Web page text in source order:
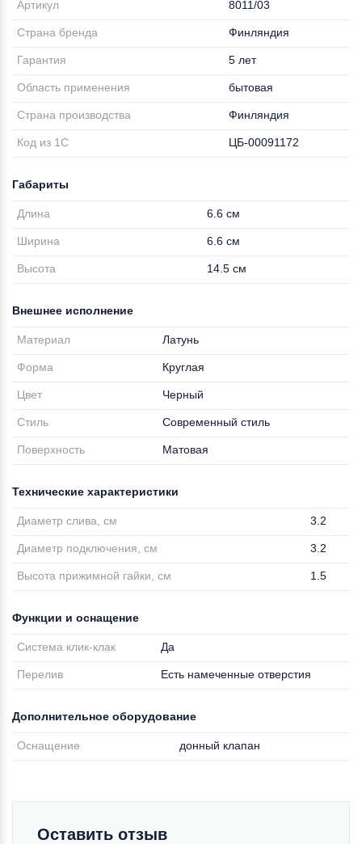
Артикул 8011/03
Страна бренда Финляндия
Гарантия 5 лет
Область применения бытовая
Страна производства Финляндия
Код из 1С ЦБ-00091172
Габариты
Длина 6.6 см
Ширина 6.6 см
Высота 14.5 см
Внешнее исполнение
Материал Латунь
Форма Круглая
Цвет Черный
Стиль Современный стиль
Поверхность Матовая
Технические характеристики
Диаметр слива, см 3.2
Диаметр подключения, см 3.2
Высота прижимной гайки, см 1.5
Функции и оснащение
Система клик-клак Да
Перелив Есть намеченные отверстия
Дополнительное оборудование
Оснащение донный клапан
Оставить отзыв